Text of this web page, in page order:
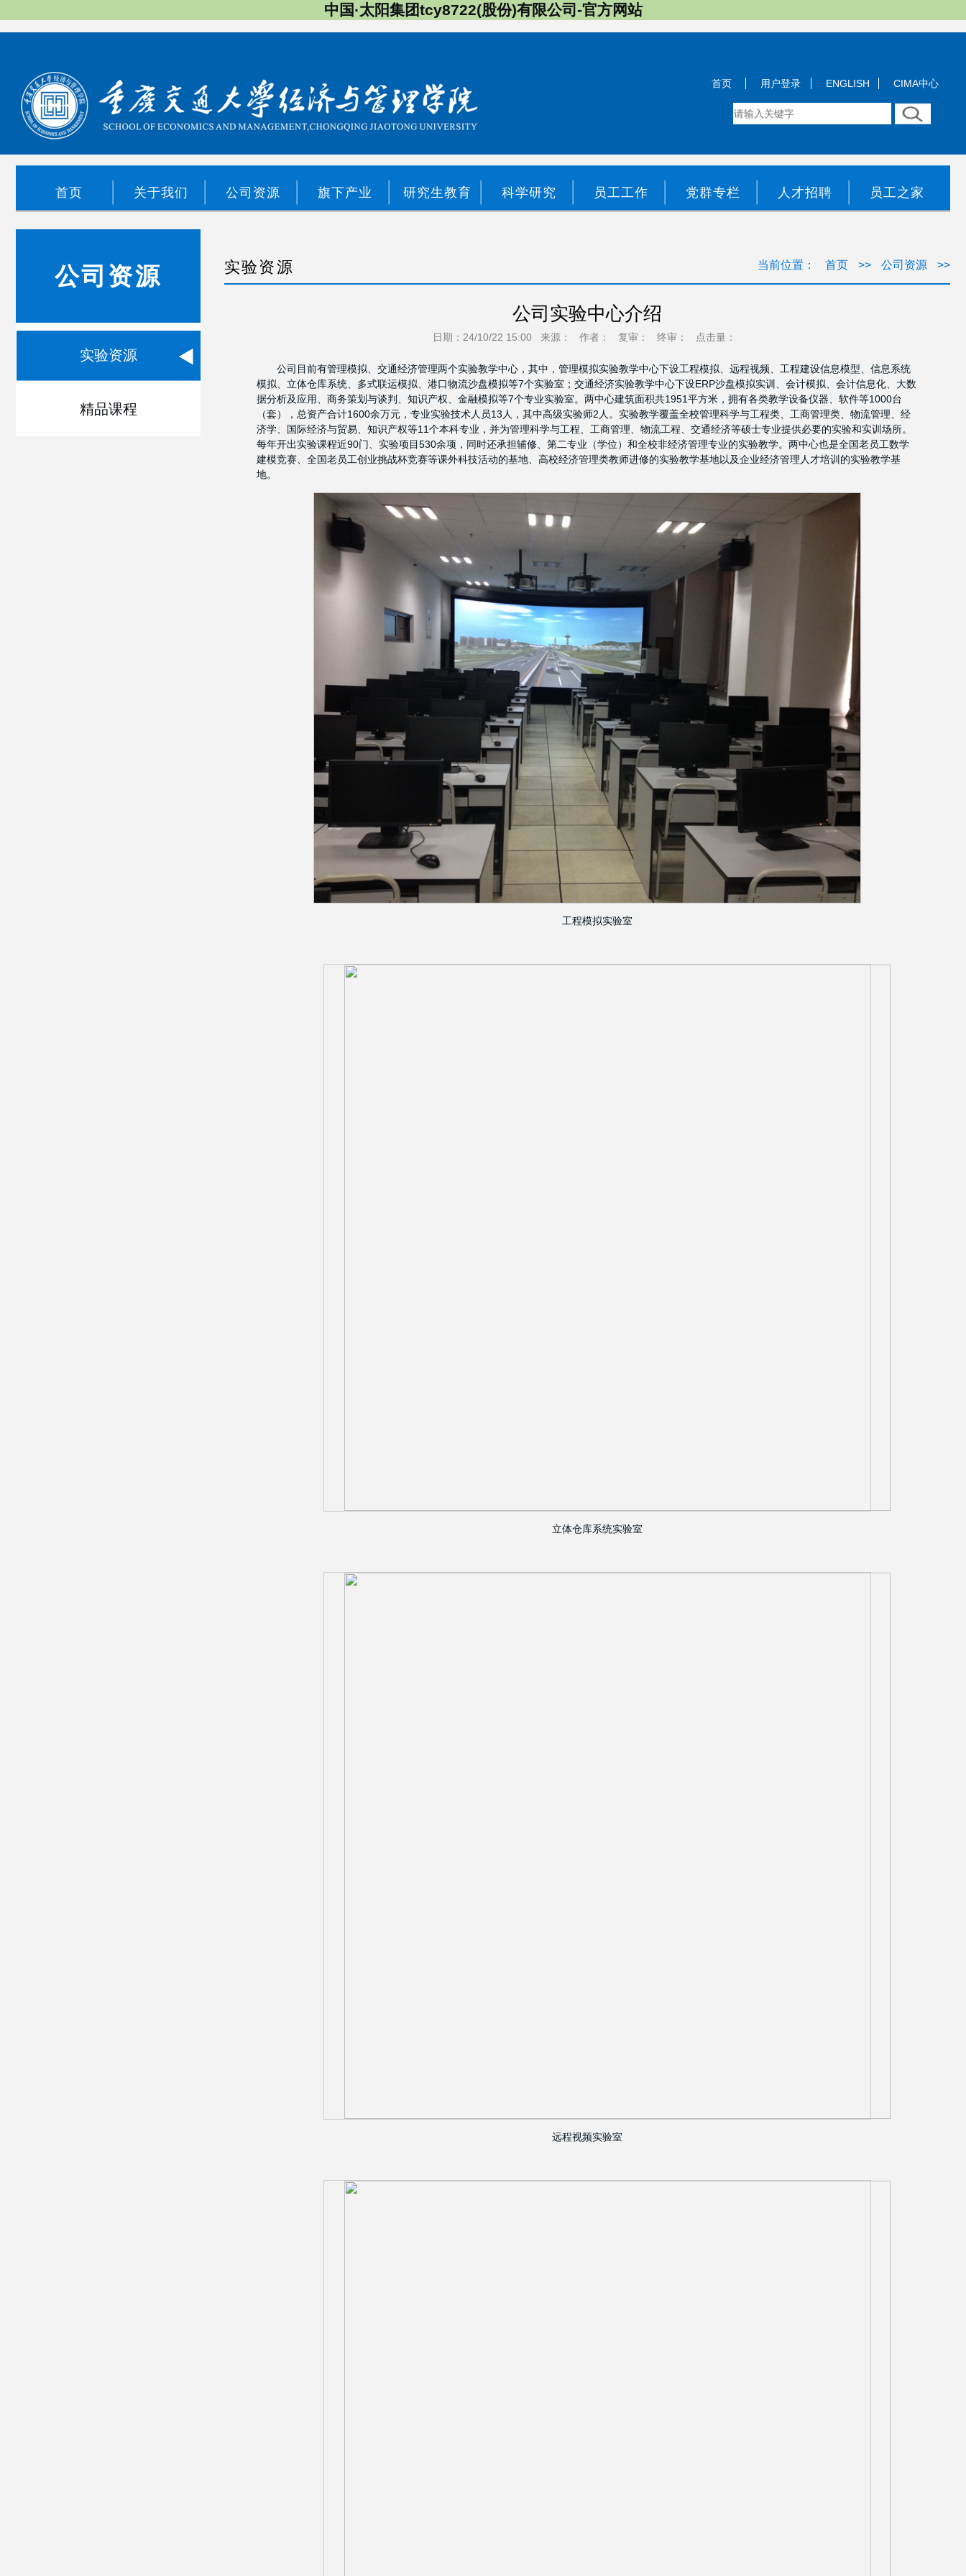
中国·太阳集团tcy8722(股份)有限公司-官方网站
首页 用户登录 ENGLISH CIMA中心
首页 关于我们 公司资源 旗下产业 研究生教育 科学研究 员工工作 党群专栏 人才招聘 员工之家
公司资源
实验资源
精品课程
实验资源 当前位置： 首页 >> 公司资源 >>
公司实验中心介绍
日期：24/10/22 15:00 来源： 作者： 复审： 终审： 点击量：
公司目前有管理模拟、交通经济管理两个实验教学中心，其中，管理模拟实验教学中心下设工程模拟、远程视频、工程建设信息模型、信息系统
模拟、立体仓库系统、多式联运模拟、港口物流沙盘模拟等7个实验室；交通经济实验教学中心下设ERP沙盘模拟实训、会计模拟、会计信息化、大数
据分析及应用、商务策划与谈判、知识产权、金融模拟等7个专业实验室。两中心建筑面积共1951平方米，拥有各类教学设备仪器、软件等1000台
（套），总资产合计1600余万元，专业实验技术人员13人，其中高级实验师2人。实验教学覆盖全校管理科学与工程类、工商管理类、物流管理、经
济学、国际经济与贸易、知识产权等11个本科专业，并为管理科学与工程、工商管理、物流工程、交通经济等硕士专业提供必要的实验和实训场所。
每年开出实验课程近90门、实验项目530余项，同时还承担辅修、第二专业（学位）和全校非经济管理专业的实验教学。两中心也是全国老员工数学
建模竞赛、全国老员工创业挑战杯竞赛等课外科技活动的基地、高校经济管理类教师进修的实验教学基地以及企业经济管理人才培训的实验教学基
地。
工程模拟实验室
立体仓库系统实验室
远程视频实验室